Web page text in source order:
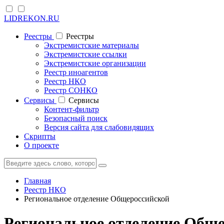
LIDREKON.RU
Реестры
Реестры
Экстремистские материалы
Экстремистские ссылки
Экстремистские организации
Реестр иноагентов
Реестр НКО
Реестр СОНКО
Cервисы
Cервисы
Контент-фильтр
Безопасный поиск
Версия сайта для слабовидящих
Скрипты
О проекте
Главная
Реестр НКО
Региональное отделение Общероссийской